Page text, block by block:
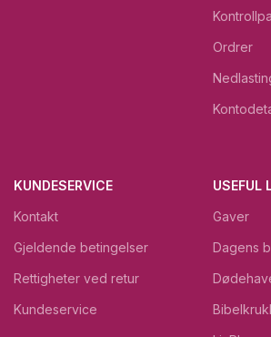
Ordrer
KUNDESERVICE
Kontakt
Gjeldende betingelser
Rettigheter ved retur
Kundeservice
USEFUL
Gaver
Dagens